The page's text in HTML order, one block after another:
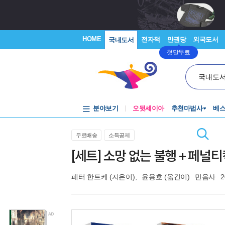
HOME 국내도서 전자책 만권당
첫달무료
외국도서
국내도
분야보기 오뒷세이아 추천마법사 베
무료배송 소득공제
[세트] 소망 없는 불행 + 페널
페터 한트케 (지은이), 윤용호 (옮긴이) 민음사